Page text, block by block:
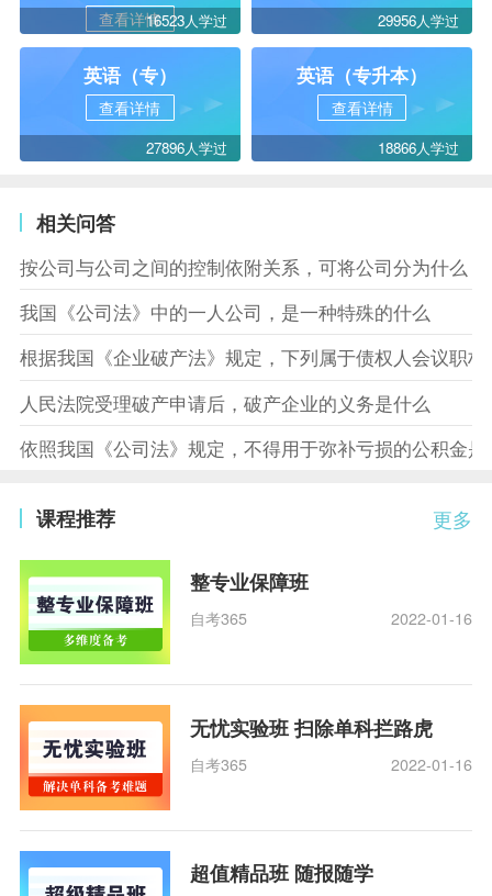
查看详情16523人学过 29956人学过
英语（专）
查看详情
27896人学过
英语（专升本）
查看详情
18866人学过
相关问答
按公司与公司之间的控制依附关系，可将公司分为什么
我国《公司法》中的一人公司，是一种特殊的什么
根据我国《企业破产法》规定，下列属于债权人会议职
人民法院受理破产申请后，破产企业的义务是什么
依照我国《公司法》规定，不得用于弥补亏损的公积金是
更多
课程推荐
整专业保障班
自考365 2022-01-16
无忧实验班 扫除单科拦路虎
自考365 2022-01-16
超值精品班 随报随学